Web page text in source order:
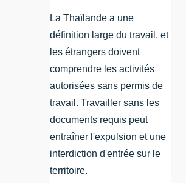
La Thaïlande a une
définition large du travail, et
les étrangers doivent
comprendre les activités
autorisées sans permis de
travail. Travailler sans les
documents requis peut
entraîner l'expulsion et une
interdiction d'entrée sur le
territoire.